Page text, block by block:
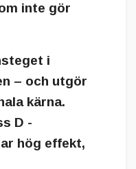
inte gör
i
– och utgör
kärna.
D -
hög effekt,